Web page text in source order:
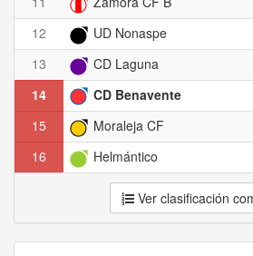
12
UD Nonaspe
13
CD Laguna
14
CD Benavente
15
Moraleja CF
16
Helmántico
Ver clasificación